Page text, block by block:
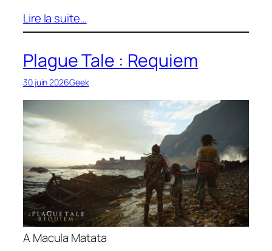
Lire la suite…
Plague Tale : Requiem
30 juin 2026Geek
A Macula Matata